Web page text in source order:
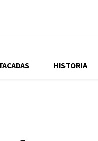
HISTORIA